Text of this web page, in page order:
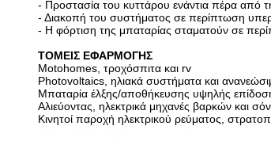
- Προστασία του κυττάρου ενάντια πέρα από
- Διακοπή του συστήματος σε περίπτωση
- Η φόρτιση της μπαταρίας σταματούν σε
ΤΟΜΕΙΣ ΕΦΑΡΜΟΓΗΣ
Motohomes, τροχόσπιτα και rv
Photovoltaics, ηλιακά συστήματα και
Μπαταρία έλξης/αποθήκευσης υψηλής
Αλιεύοντας, ηλεκτρικά μηχανές βαρκών και
Κινητοί παροχή ηλεκτρικού ρεύματος,